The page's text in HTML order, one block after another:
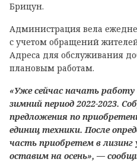
Брицун.
Администрация вела
с учетом обращений
Адреса для обслуживания
плановым работам.
«Уже сейчас начать
зимний период 2022-2023.
предложения по
единиц техники. После
часть приобретем в лизинг
оставим на осень», —